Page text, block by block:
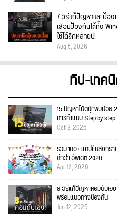
7 วิธีแก้ปัญหาและป้อ
เสื่อมป้องกันได้ทั้ง
ใช้ได้อีกหลายปี!
Aug 5, 2026
ทิป-เทค
15 ปัญหาโน้ตบุ๊กพบบ่อย
การทำแบบ Step by
Oct 3, 2025
รวม 100+ แคปชั่นสงกร
ดีกว่า อัพเดต 2026
Apr 12, 2026
8 วิธีแก้ปัญหาคอมดับเอง
พร้อมแนวทางป้องกัน
Jun 12, 2025